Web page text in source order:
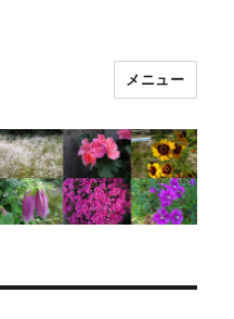
メニュー